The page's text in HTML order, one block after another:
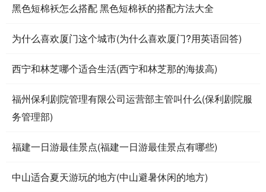
黑色短棉袄怎么搭配 黑色短棉袄的搭配方法大全
为什么喜欢厦门这个城市(为什么喜欢厦门?用英语回答)
西宁和林芝哪个适合生活(西宁和林芝那的海拔高)
福州保利剧院管理有限公司运营部主管叫什么(保利剧院服
务管理部)
福建一日游最佳景点(福建一日游最佳景点有哪些)
中山适合夏天游玩的地方(中山避暑休闲的地方)